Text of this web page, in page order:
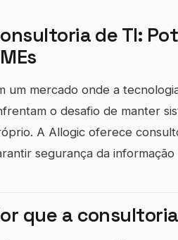
de TI:
um mercado onde a
o desafio de manter
A Allogic oferece
segurança da informação
que a